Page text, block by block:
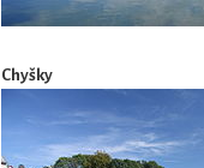
Chyšky